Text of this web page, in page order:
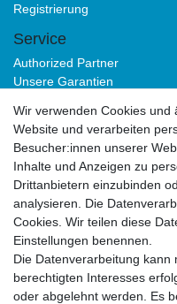
Registrierung
Service
Authorized Partner
Unsere Garantien
B2B
Impressum
Wir verwenden Cookies und
Website und verarbeiten
Besucher:innen unserer
Inhalte und Anzeigen zu
Drittanbietern einzubinden
analysieren. Die
Cookies. Wir teilen diese
Einstellungen benennen.
Die Datenverarbeitung kann
berechtigten Interesses
oder abgelehnt werden. Es